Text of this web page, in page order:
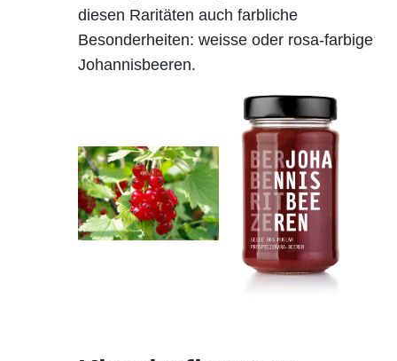
diesen Raritäten auch farbliche
Besonderheiten: weisse oder rosa-farbige
Johannisbeeren.